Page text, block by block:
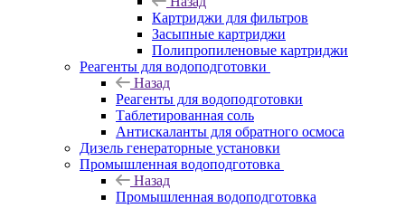
Картриджи для фильтров
Засыпные картриджи
Полипропиленовые картриджи
Реагенты для водоподготовки
Назад
Реагенты для водоподготовки
Таблетированная соль
Антискаланты для обратного осмоса
Дизель генераторные установки
Промышленная водоподготовка
Назад
Промышленная водоподготовка